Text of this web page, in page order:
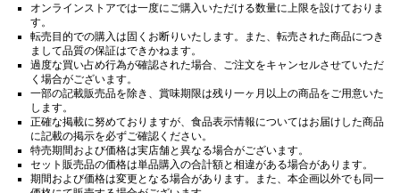
オンラインストアでは一度にご購入いただける数量に上限を設けておりま
す。
転売目的での購入は固くお断りいたします。また、転売された商品につき
まして品質の保証はできかねます。
過度な買い占め行為が確認された場合、ご注文をキャンセルさせていただ
く場合がございます。
一部の記載販売品を除き、賞味期限は残り一ヶ月以上の商品をご用意いた
します。
正確な掲載に努めておりますが、食品表示情報についてはお届けした商品
に記載の掲示を必ずご確認ください。
特売期間および価格は実店舗と異なる場合がございます。
セット販売品の価格は単品購入の合計額と相違がある場合があります。
期間および価格は変更となる場合があります。また、本企画以外でも同一